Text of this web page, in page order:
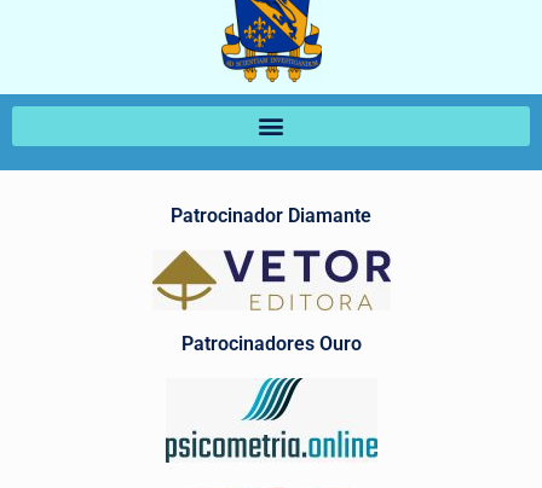
Patrocinador Diamante
Patrocinadores Ouro